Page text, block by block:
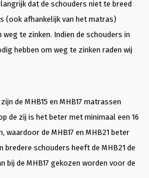
dat de schouders niet te breed
(ook afhankelijk van het matras)
te zinken. Indien de schouders in
hebben om weg te zinken raden wij
de MHB15 en MHB17 matrassen
de zij is het beter met minimaal een 16
de MHB17 en MHB21 beter
bredere schouders heeft de MHB21 de
bij de MHB17 gekozen worden voor de